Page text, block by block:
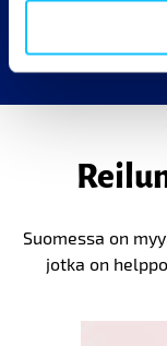
Suomessa on
jotka on